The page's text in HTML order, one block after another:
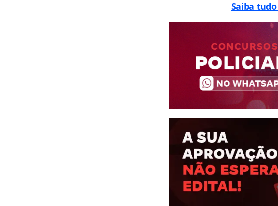
Saiba